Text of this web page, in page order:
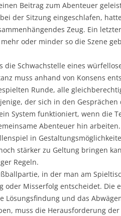
Beitrag zum Abenteuer
der Sitzung eingeschlafen,
Zeug. Ein
oder minder so die Szene
die Schwachstelle eines
muss anhand von Konsens
Runde, alle
der sich in den
System funktioniert, wenn die
Abenteuer hin
in
stärker zu Geltung bringen
Regeln.
in der man am
oder Misserfolg entscheidet. Die
Lösungsfindung und das
muss die Herausforderung